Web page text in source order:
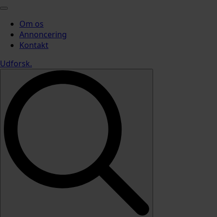
Om os
Annoncering
Kontakt
Udforsk.